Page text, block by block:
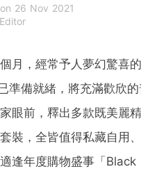
on 26 Nov 2021
月，經常予人夢幻驚喜的
準備就緒，將充滿歡欣
眼前，釋出多款既美麗
裝，全皆值得私藏自用
逢年度購物盛事「